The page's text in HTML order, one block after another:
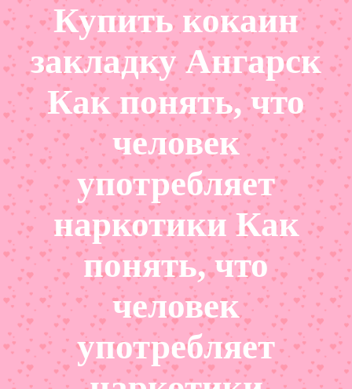
Купить кокаин
закладку Ангарск
Как понять, что
человек
употребляет
наркотики Как
понять, что
человек
употребляет